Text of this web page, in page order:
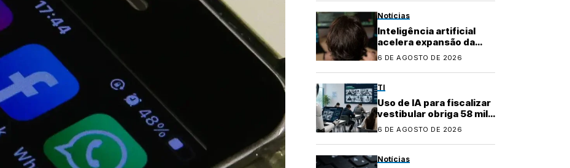
Notícias
Inteligência artificial
acelera expansão da
indústria do cibercrime
6 DE AGOSTO DE 2026
TI
Uso de IA para fiscalizar
vestibular obriga 58 mil
candidatos a refazer
6 DE AGOSTO DE 2026
Notícias